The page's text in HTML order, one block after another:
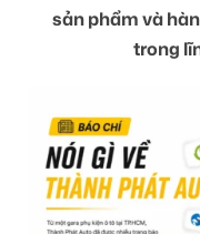
sản phẩm và
trong